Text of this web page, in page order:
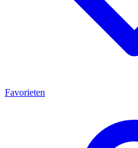
Favorieten